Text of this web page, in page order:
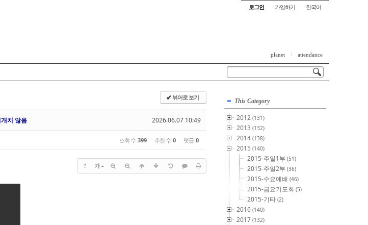
로그인 가입하기 한국어
planet attendance
✔뷰어로 보기
2026.06.07 10:49
치 않음
조회 수 399 추천 수 0 댓글 0
? 가
This Category
2012 (131)
2013 (132)
2014 (138)
2015 (140)
2015-주일1부 (51)
2015-주일2부 (36)
2015-수요예배 (46)
2015-금요기도회 (5)
2015-기타 (2)
2016 (140)
2017 (132)